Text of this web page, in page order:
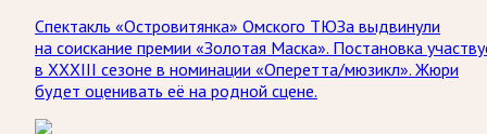
Спектакль «Островитянка» Омского ТЮЗа выдвинули
на соискание премии «Золотая Маска». Постановка
в XXXIII сезоне в номинации «Оперетта/мюзикл». Жюри
будет оценивать её на родной сцене.